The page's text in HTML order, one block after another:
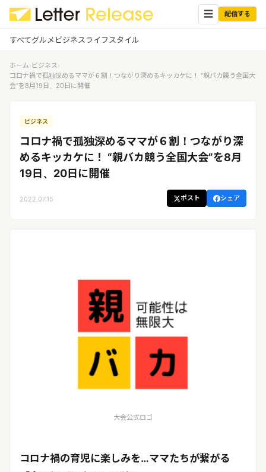
☰ 配信する
すべてグルメビジネスライフスタイル
ビジネス
ログイン ✕
企業ユーザーでログイン
する
レターリリース受信ユーザー
メディアユーザーでログインする
レターリリースを受信（メディア登
ホーム› ビジネス›
コロナ禍で孤独深めるママが６割！つながり深めるキッカケに！ “親バカ競う全国大
会”を8月19日、20日に開催
ビジネス
コロナ禍で孤独深めるママが６割！つながり深
めるキッカケに！ “親バカ競う全国大会”を8月
19日、20日に開催
2022.07.15 ポスト シェア
大会公式ロゴ
コロナ禍の育児に楽しみを…ママたちが繋がる